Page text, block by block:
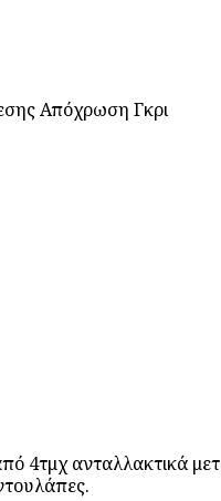
Απόχρωση Γκρι
4τμχ ανταλλακτικά